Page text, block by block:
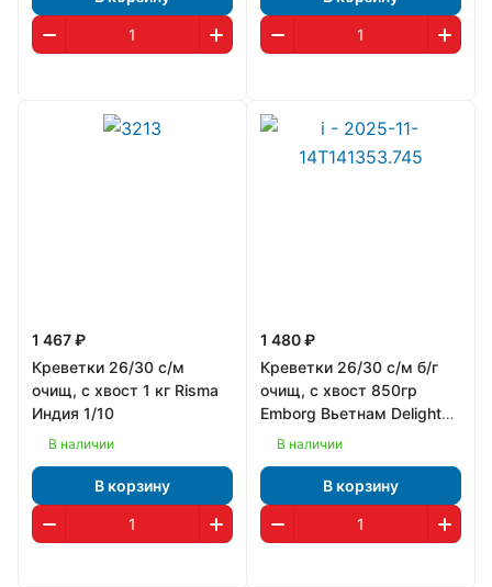
1 467 ₽
Креветки 26/30 с/м
очищ, с хвост 1 кг Risma
Индия 1/10
В наличии
В корзину
1 480 ₽
Креветки 26/30 с/м б/г
очищ, с хвост 850гр
Emborg Вьетнам Delight
1/10В наличии
В корзину